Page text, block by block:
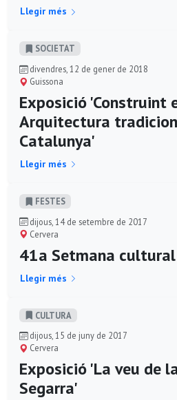
Llegir més
SOCIETAT
divendres, 12 de gener de 2018
Guissona
Exposició 'Construint
Arquitectura
Catalunya'
Llegir més
FESTES
dijous, 14 de setembre de 2017
Cervera
41a Setmana
Llegir més
CULTURA
dijous, 15 de juny de 2017
Cervera
Exposició 'La veu de
Segarra'